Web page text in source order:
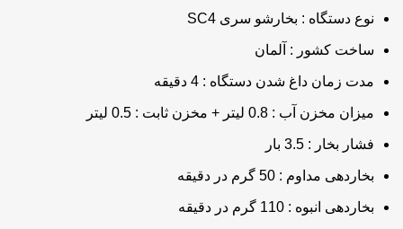
نوع دستگاه : بخارشو سری SC4
ساخت کشور : آلمان
مدت زمان داغ شدن دستگاه : 4 دقیقه
میزان مخزن آب : 0.8 لیتر + مخزن ثابت : 0.5 لیتر
فشار بخار : 3.5 بار
بخاردهی مداوم : 50 گرم در دقیقه
بخاردهی انبوه : 110 گرم در دقیقه